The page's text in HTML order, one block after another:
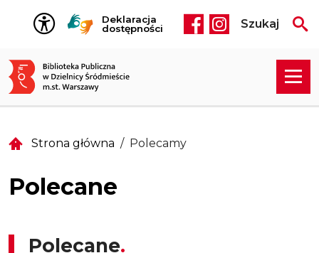
Przejdź do treści
Deklaracja
dostępności
Social media
Szukaj
Strona główna Polecamy
Polecane
Polecane